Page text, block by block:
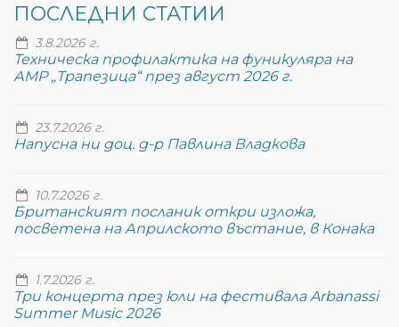
ПОСЛЕДНИ СТАТИИ
3.8.2026 г.
Техническа профилактика на фуникуляра на
АМР „Трапезица“ през август 2026 г.
23.7.2026 г.
Напусна ни доц. д-р Павлина Владкова
10.7.2026 г.
Британският посланик откри изложа,
посветена на Априлското въстание, в Конака
1.7.2026 г.
Три концерта през юли на фестивала Arbanassi
Summer Music 2026